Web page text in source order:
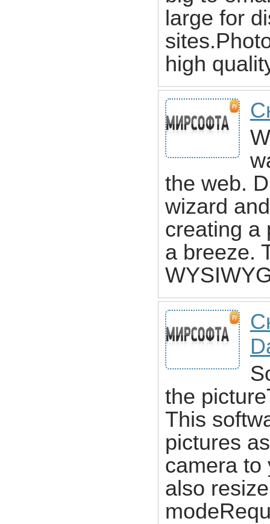
large for
high
the web.
wizard
creating a
a breeze.
the
This
pictures
camera to
also